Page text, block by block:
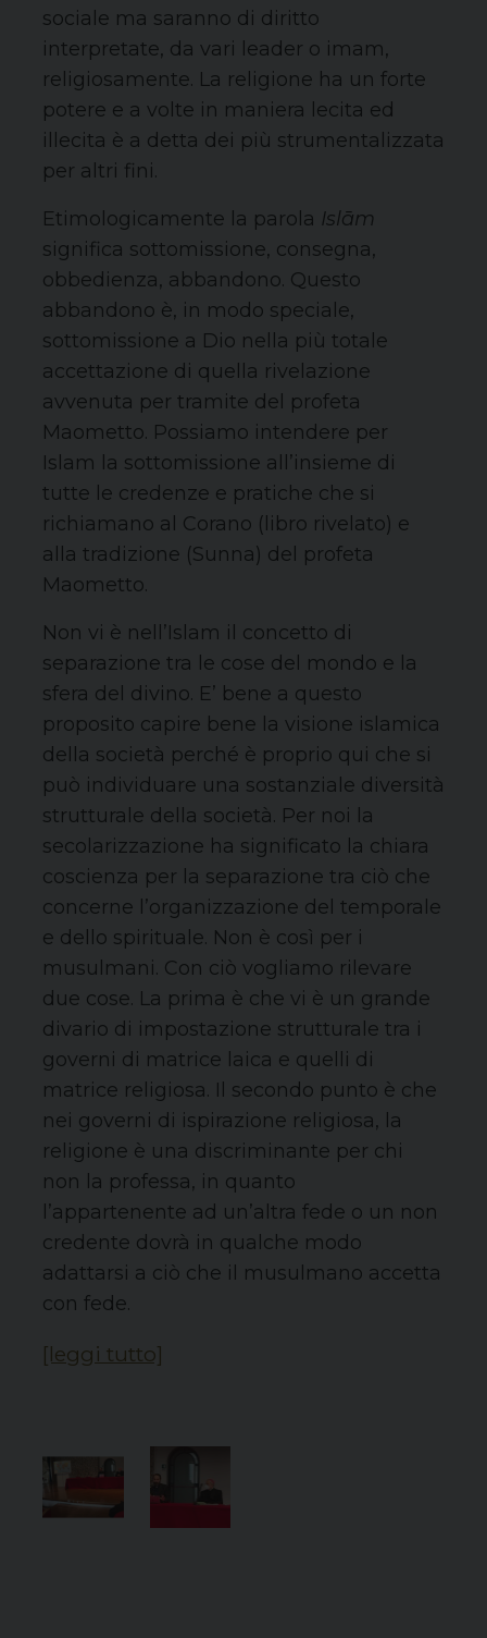
sociale ma saranno di diritto
interpretate, da vari leader o imam,
religiosamente. La religione ha un forte
potere e a volte in maniera lecita ed
illecita è a detta dei più strumentalizzata
per altri fini.
Etimologicamente la parola Islām
significa sottomissione, consegna,
obbedienza, abbandono. Questo
abbandono è, in modo speciale,
sottomissione a Dio nella più totale
accettazione di quella rivelazione
avvenuta per tramite del profeta
Maometto. Possiamo intendere per
Islam la sottomissione all’insieme di
tutte le credenze e pratiche che si
richiamano al Corano (libro rivelato) e
alla tradizione (Sunna) del profeta
Maometto.
Non vi è nell’Islam il concetto di
separazione tra le cose del mondo e la
sfera del divino. E’ bene a questo
proposito capire bene la visione islamica
della società perché è proprio qui che si
può individuare una sostanziale diversità
strutturale della società. Per noi la
secolarizzazione ha significato la chiara
coscienza per la separazione tra ciò che
concerne l’organizzazione del temporale
e dello spirituale. Non è così per i
musulmani. Con ciò vogliamo rilevare
due cose. La prima è che vi è un grande
divario di impostazione strutturale tra i
governi di matrice laica e quelli di
matrice religiosa. Il secondo punto è che
nei governi di ispirazione religiosa, la
religione è una discriminante per chi
non la professa, in quanto
l’appartenente ad un’altra fede o un non
credente dovrà in qualche modo
adattarsi a ciò che il musulmano accetta
con fede.
[leggi tutto]